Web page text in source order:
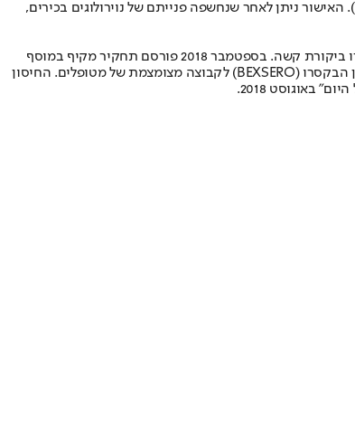
). האישור ניתן לאחר שנחשפה פנייתם של נוירולוגים בכירים,
הגורם לאיידס, וזאת לאחר כמה שנים שבהן בכירים במשרד הבריאות התנגדו לכך ועוררו ביקורת קשה. בספטמבר 2018 פורסם תחקיר מקיף במוסף
"שישבת", שבו הועלו ממצאים קשים על הסחבת של משרד הבריאות וקופות החולים בהכנסת הטיפול מציל החיים לסל התרופות. לסל התרופות הוכנס גם חיסון הבקסרו (BEXSERO) לקבוצה מצומצמת של מטופלים. החיסון